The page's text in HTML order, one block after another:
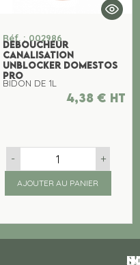
Réf. : 002986
DEBOUCHEUR
CANALISATION
UNBLOCKER DOMESTOS
PRO
BIDON DE 1L
4,38 € ht
- +
AJOUTER AU PANIER